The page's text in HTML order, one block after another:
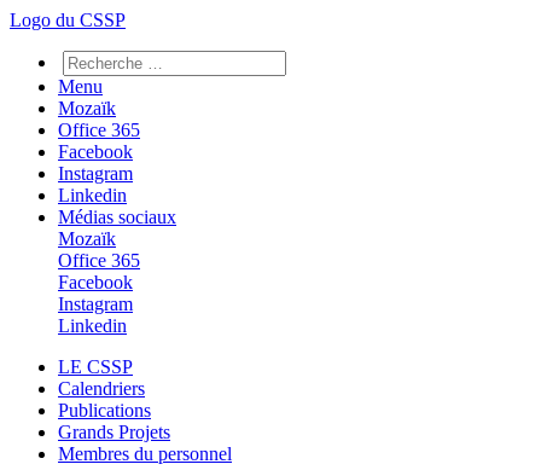
Logo du CSSP
Menu
Mozaïk
Office 365
Facebook
Instagram
Linkedin
Médias sociaux
Mozaïk
Office 365
Facebook
Instagram
Linkedin
LE CSSP
Calendriers
Publications
Grands Projets
Membres du personnel